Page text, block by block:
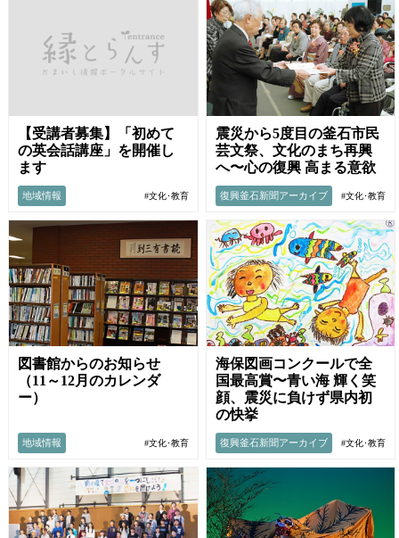
【受講者募集】「初めて
の英会話講座」を開催し
ます
地域情報 #文化･教育
震災から5度目の釜石市民
芸文祭、文化のまち再興
へ〜心の復興 高まる意欲
復興釜石新聞アーカイブ #文化･教育
図書館からのお知らせ
（11～12月のカレンダ
ー）
地域情報 #文化･教育
海保図画コンクールで全
国最高賞〜青い海 輝く笑
顔、震災に負けず県内初
の快挙
復興釜石新聞アーカイブ #文化･教育